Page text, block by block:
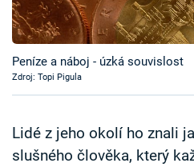
Časopis
Sledujte prima+
Peníze a náboj - úzká souvislost
Zdroj: Topi Pigula
Lidé z jeho okolí ho znali
slušného člověka, který